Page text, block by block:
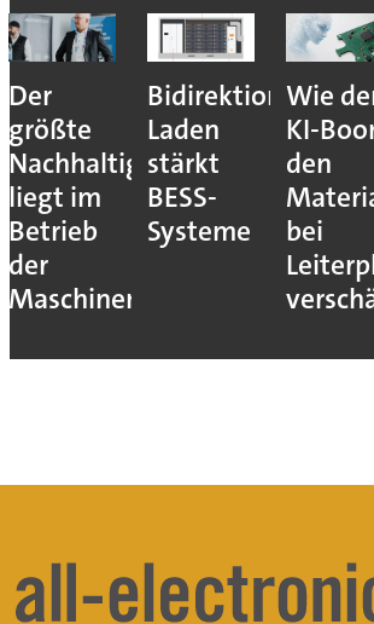
Der
größte
Nachhaltigkeitshebel
liegt im
Betrieb
der
Maschinen
Bidirektionales
Laden
stärkt
BESS-
Systeme
Wie
KI-
den
bei